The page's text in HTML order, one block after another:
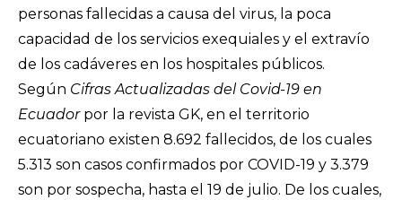
personas fallecidas a causa del virus, la poca
capacidad de los servicios exequiales y el extravío
de los cadáveres en los hospitales públicos.
Según Cifras Actualizadas del Covid-19 en
Ecuador por la revista GK, en el territorio
ecuatoriano existen 8.692 fallecidos, de los cuales
5.313 son casos confirmados por COVID-19 y 3.379
son por sospecha, hasta el 19 de julio. De los cuales,